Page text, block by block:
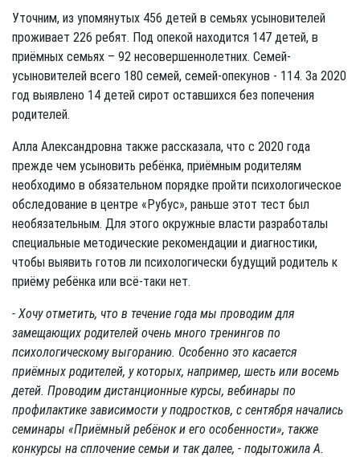
Уточним, из упомянутых 456 детей в семьях усыновителей
проживает 226 ребят. Под опекой находится 147 детей, в
приёмных семьях – 92 несовершеннолетних. Семей-
усыновителей всего 180 семей, семей-опекунов - 114. За 2020
год выявлено 14 детей сирот оставшихся без попечения
родителей.
Алла Александровна также рассказала, что с 2020 года
прежде чем усыновить ребёнка, приёмным родителям
необходимо в обязательном порядке пройти психологическое
обследование в центре «Рубус», раньше этот тест был
необязательным. Для этого окружные власти разработалы
специальные методические рекомендации и диагностики,
чтобы выявить готов ли психологически будущий родитель к
приёму ребёнка или всё-таки нет.
- Хочу отметить, что в течение года мы проводим для
замещающих родителей очень много тренингов по
психологическому выгоранию. Особенно это касается
приёмных родителей, у которых, например, шесть или восемь
детей. Проводим дистанционные курсы, вебинары по
профилактике зависимости у подростков, с сентября начались
семинары «Приёмный ребёнок и его особенности», также
конкурсы на сплочение семьи и так далее, - подытожила А.